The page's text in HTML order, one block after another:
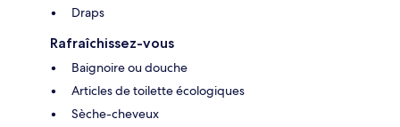
Draps
Rafraîchissez-vous
Baignoire ou douche
Articles de toilette écologiques
Sèche-cheveux